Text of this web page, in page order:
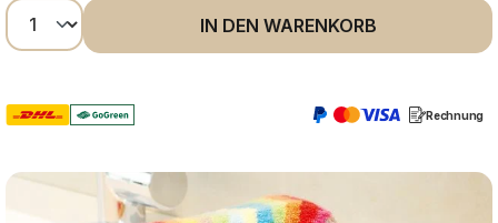
Produkt Anzahl: Gib den gewünschten
IN DEN WARENKORB
Rechnung